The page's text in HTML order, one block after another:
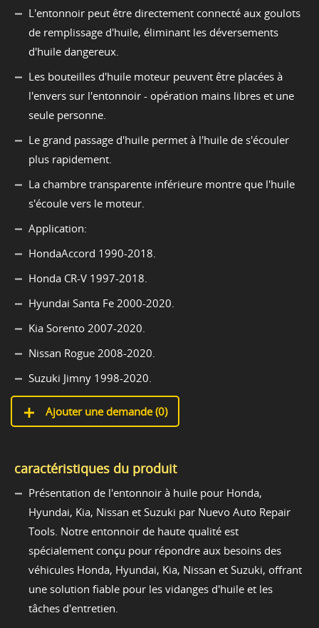
L'entonnoir peut être directement connecté aux goulots
de remplissage d'huile, éliminant les déversements
d'huile dangereux.
Les bouteilles d'huile moteur peuvent être placées à
l'envers sur l'entonnoir - opération mains libres et une
seule personne.
Le grand passage d'huile permet à l'huile de s'écouler
plus rapidement.
La chambre transparente inférieure montre que l'huile
s'écoule vers le moteur.
Application:
HondaAccord 1990-2018.
Honda CR-V 1997-2018.
Hyundai Santa Fe 2000-2020.
Kia Sorento 2007-2020.
Nissan Rogue 2008-2020.
Suzuki Jimny 1998-2020.
Ajouter une demande (0)
caractéristiques du produit
Présentation de l'entonnoir à huile pour Honda,
Hyundai, Kia, Nissan et Suzuki par Nuevo Auto Repair
Tools. Notre entonnoir de haute qualité est
spécialement conçu pour répondre aux besoins des
véhicules Honda, Hyundai, Kia, Nissan et Suzuki, offrant
une solution fiable pour les vidanges d'huile et les
tâches d'entretien.